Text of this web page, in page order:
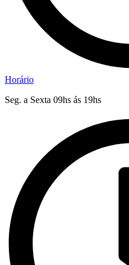
Horário
Seg. a Sexta 09hs ás 19hs